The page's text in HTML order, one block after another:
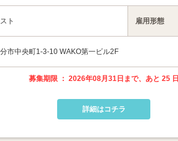
ト 雇用形態
市中央町1-3-10 WAKO第一ビル2F
募集期限 ： 2026年08月31日まで、あと 25 日
詳細はコチラ